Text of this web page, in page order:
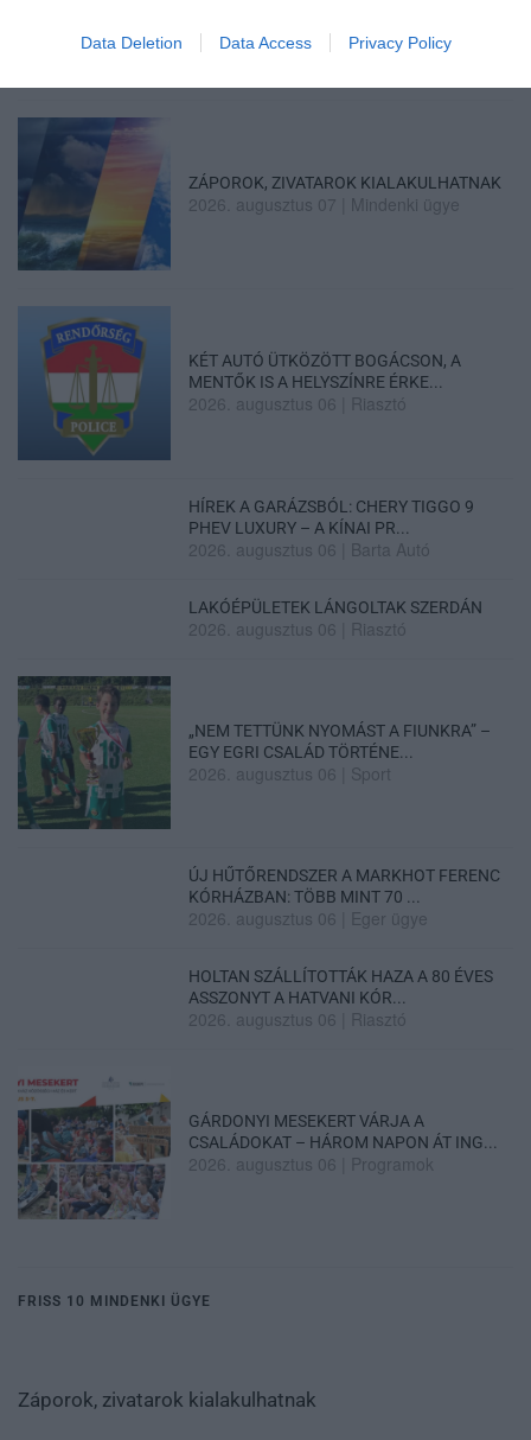
Data Deletion Data Access Privacy Policy
ZÁPOROK, ZIVATAROK KIALAKULHATNAK
2026. augusztus 07 Mindenki ügye
KÉT AUTÓ ÜTKÖZÖTT BOGÁCSON, A
MENTŐK IS A HELYSZÍNRE ÉRKE...
2026. augusztus 06 Riasztó
HÍREK A GARÁZSBÓL: CHERY TIGGO 9
PHEV LUXURY – A KÍNAI PR...
2026. augusztus 06 Barta Autó
LAKÓÉPÜLETEK LÁNGOLTAK SZERDÁN
2026. augusztus 06 Riasztó
„NEM TETTÜNK NYOMÁST A FIUNKRA” –
EGY EGRI CSALÁD TÖRTÉNE...
2026. augusztus 06 Sport
ÚJ HŰTŐRENDSZER A MARKHOT FERENC
KÓRHÁZBAN: TÖBB MINT 70 ...
2026. augusztus 06 Eger ügye
HOLTAN SZÁLLÍTOTTÁK HAZA A 80 ÉVES
ASSZONYT A HATVANI KÓR...
2026. augusztus 06 Riasztó
GÁRDONYI MESEKERT VÁRJA A
CSALÁDOKAT – HÁROM NAPON ÁT ING...
2026. augusztus 06 Programok
FRISS 10 MINDENKI ÜGYE
Záporok, zivatarok kialakulhatnak